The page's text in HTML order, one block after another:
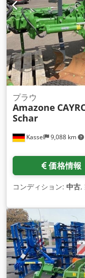
Kassel 9,088 km
プラウ
Amazone
Schar
価格情報
コンディション: 中古,